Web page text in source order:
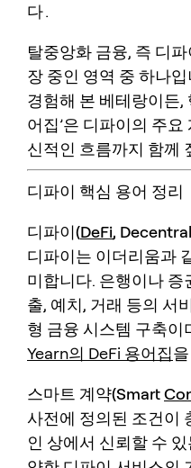
다.
탈중앙화 금융, 즉 디파
장 중인 영역 중 하나
경험해 본 베테랑이든,
어집’은 디파이의 주
신적인 흐름까지 함께
디파이 핵심 용어 정리
디파이(DeFi,
디파이는 이더리움과
미합니다. 은행이나 증
출, 예치, 거래 등의 서
형 금융 시스템 구축이
Yearn의 DeFi 용어집
스마트 계약(Smart
사전에 정의된 조건이
인 상에서 신뢰할 수